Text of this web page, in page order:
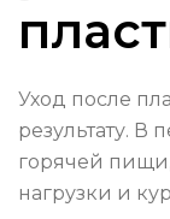
Уход после
результату. В
горячей
нагрузки и